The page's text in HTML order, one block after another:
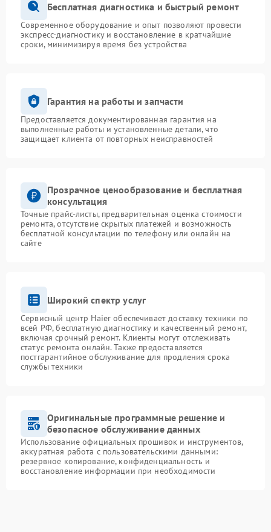
Бесплатная диагностика и быстрый ремонт
Современное оборудование и опыт позволяют провести
экспресс-диагностику и восстановление в кратчайшие
сроки, минимизируя время без устройства
Гарантия на работы и запчасти
Предоставляется документированная гарантия на
выполненные работы и установленные детали, что
защищает клиента от повторных неисправностей
Прозрачное ценообразование и бесплатная
консультация
Точные прайс-листы, предварительная оценка стоимости
ремонта, отсутствие скрытых платежей и возможность
бесплатной консультации по телефону или онлайн на
сайте
Широкий спектр услуг
Сервисный центр Haier обеспечивает доставку техники по
всей РФ, бесплатную диагностику и качественный ремонт,
включая срочный ремонт. Клиенты могут отслеживать
статус ремонта онлайн. Также предоставляется
постгарантийное обслуживание для продления срока
службы техники
Оригинальные программные решение и
безопасное обслуживание данных
Использование официальных прошивок и инструментов,
аккуратная работа с пользовательскими данными:
резервное копирование, конфиденциальность и
восстановление информации при необходимости